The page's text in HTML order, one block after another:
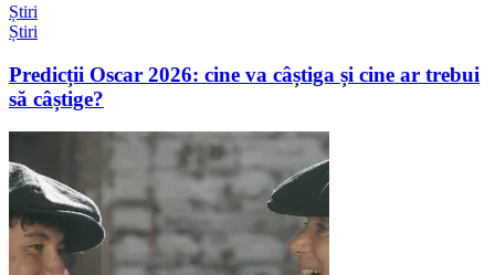
Știri
Știri
Predicții Oscar 2026: cine va câștiga și cine ar trebui
să câștige?